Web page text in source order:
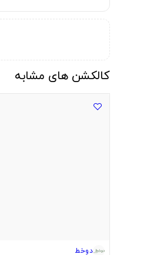
کالکشن های مشابه
دوخط